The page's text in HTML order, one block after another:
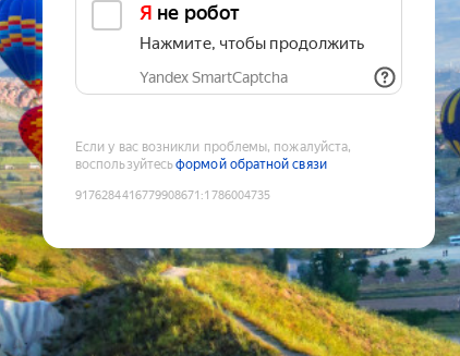
Я не робот
Нажмите, чтобы продолжить
Yandex SmartCaptcha
Если у вас возникли проблемы, пожалуйста,
воспользуйтесьформой обратной связи
9176284416779908671 :1786004735